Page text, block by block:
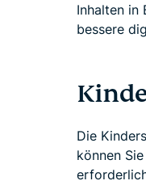
Inhalten in
bessere
Die
können